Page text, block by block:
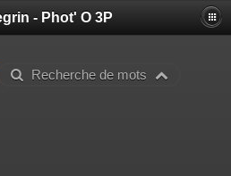
- Phot' O 3P
Recherche de mots